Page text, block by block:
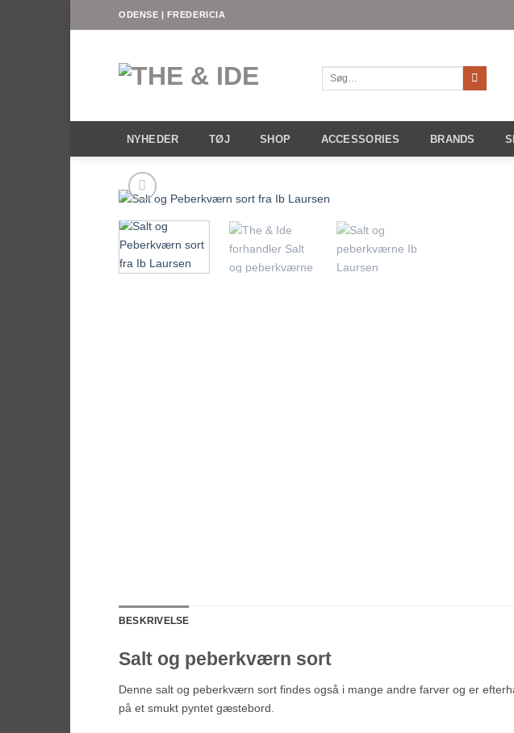
ODENSE | FREDERICIA
efter:
NYHEDER TØJ SHOP ACCESSORIES BRANDS
BESKRIVELSE
Salt og peberkværn sort
Denne salt og peberkværn sort findes også i mange andre farver og er
på et smukt pyntet gæstebord.